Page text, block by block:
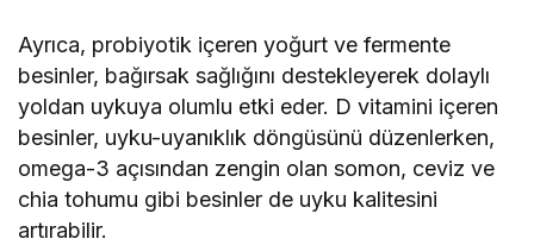
Ayrıca, probiyotik içeren yoğurt ve fermente
besinler, bağırsak sağlığını destekleyerek dolaylı
yoldan uykuya olumlu etki eder. D vitamini içeren
besinler, uyku-uyanıklık döngüsünü düzenlerken,
omega-3 açısından zengin olan somon, ceviz ve
chia tohumu gibi besinler de uyku kalitesini
artırabilir.